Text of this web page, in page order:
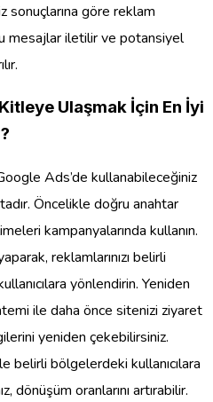
göre reklam
mesajlar iletilir ve potansiyel
Ulaşmak İçin En İyi
Ads’de kullanabileceğiniz
Öncelikle doğru anahtar
kampanyalarında kullanın.
reklamlarınızı belirli
yönlendirin. Yeniden
ile daha önce sitenizi ziyaret
yeniden çekebilirsiniz.
belirli bölgelerdeki kullanıcılara
dönüşüm oranlarını artırabilir.